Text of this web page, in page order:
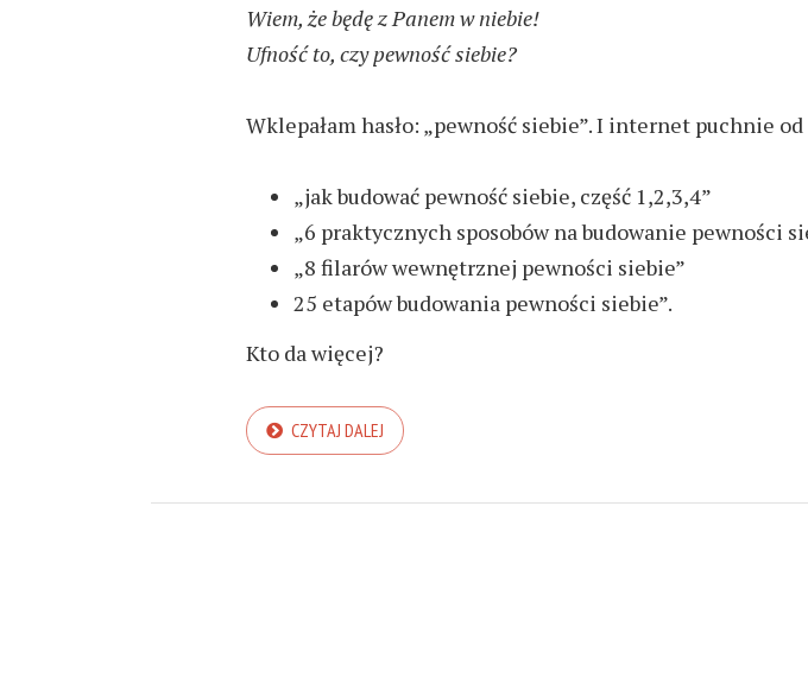
Wiem, że będę z Panem w niebie!
Ufność to, czy pewność siebie?
Wklepałam hasło: „pewność siebie”. I internet puchnie
„jak budować pewność siebie, część 1,2,3,4”
„6 praktycznych sposobów na budowanie pewności
„8 filarów wewnętrznej pewności siebie”
25 etapów budowania pewności siebie”.
Kto da więcej?
CZYTAJ DALEJ